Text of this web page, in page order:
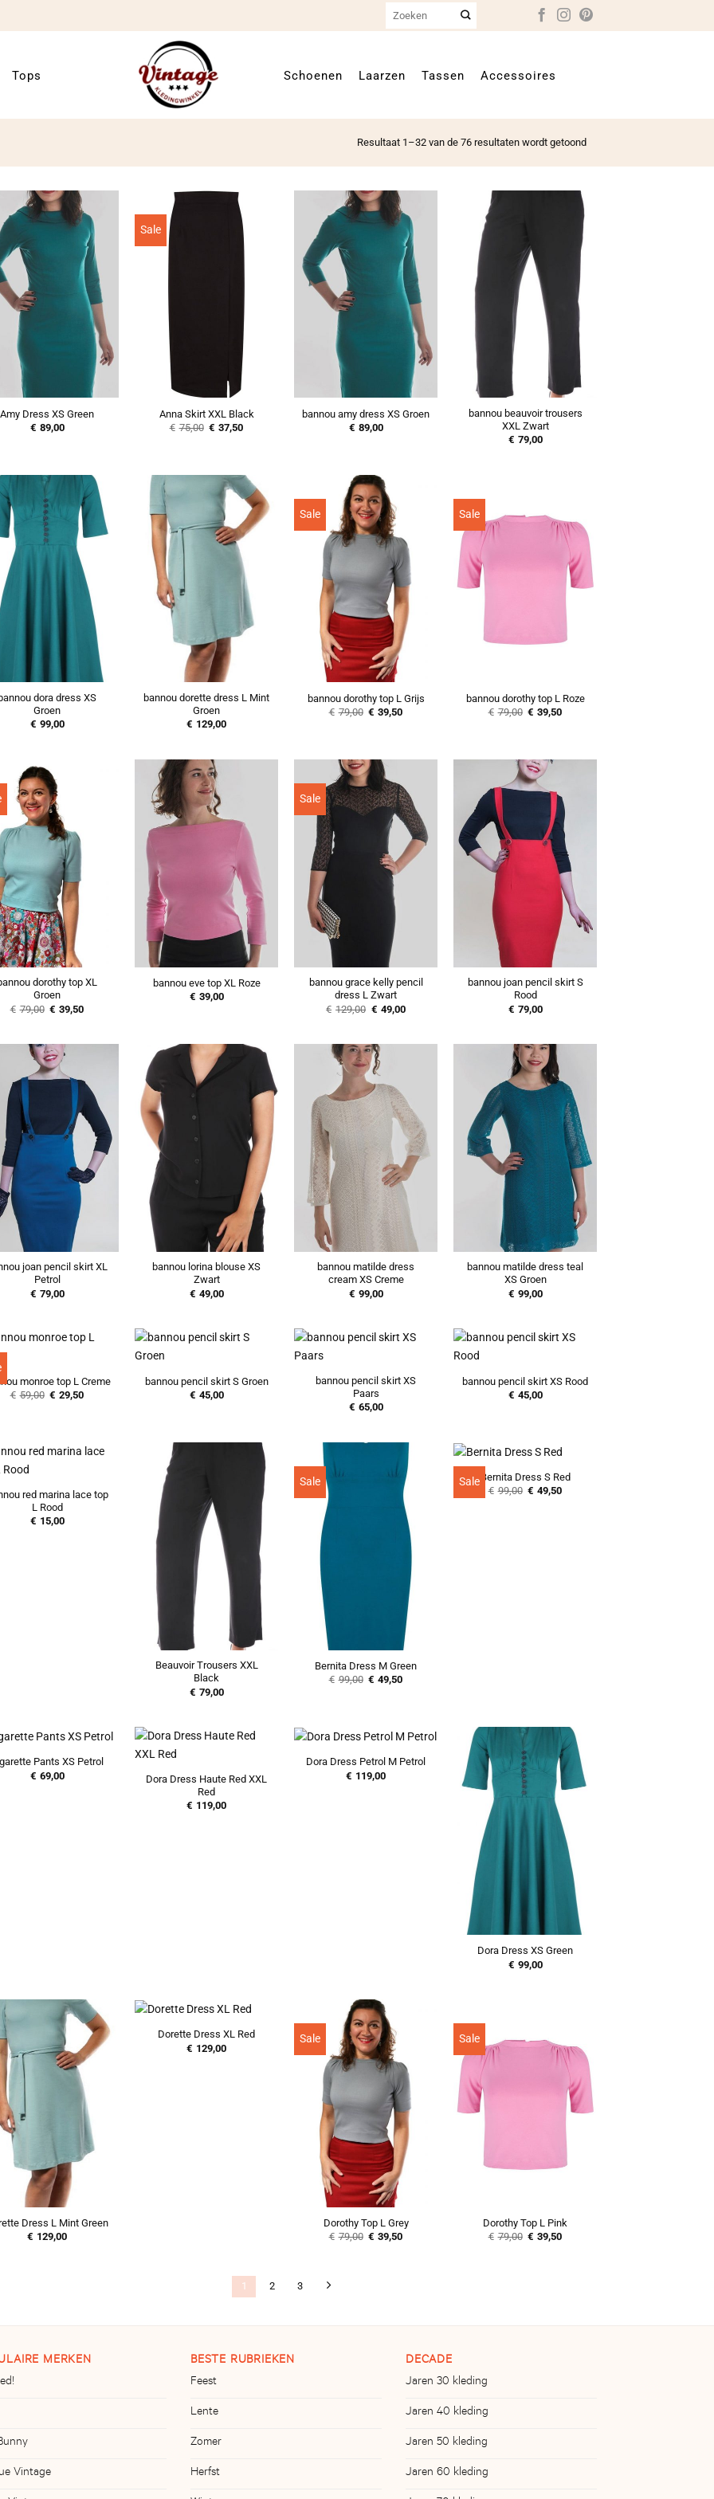
naar:
Tops Schoenen Laarzen Tassen Accessoires
Resultaat 1–32 van de 76 resultaten wordt getoond
Amy Dress XS Green
€ 89,00
Sale
Anna Skirt XXL Black
€ 75,00 Oorspronkelijke
€ 37,50Huidige
bannou amy dress XS Groen
€ 89,00
bannou beauvoir trousers
XXL Zwart
€ 79,00
dora dress XS
Groen
€ 99,00
bannou dorette dress L Mint
Groen
€ 129,00
Sale
bannou dorothy top L Grijs
€ 79,00 Oorspronkelijke
€ 39,50Huidige
Sale
bannou dorothy top L Roze
€ 79,00 Oorspronkelijke
€ 39,50Huidige
dorothy top XL
Groen
€ 79,00 Oorspronkelijke
€ 39,50Huidige
bannou eve top XL Roze
€ 39,00
Sale
bannou grace kelly pencil
dress L Zwart
€ 129,00 Oorspronkelijke
€ 49,00Huidige
bannou joan pencil skirt S
Rood
€ 79,00
joan pencil skirt XL
Petrol
€ 79,00
bannou lorina blouse XS
Zwart
€ 49,00
bannou matilde dress
cream XS Creme
€ 99,00
bannou matilde dress teal
XS Groen
€ 99,00
monroe top L Creme
€ 59,00 Oorspronkelijke
€ 29,50Huidige
bannou pencil skirt S Groen
€ 45,00
bannou pencil skirt XS
Paars
€ 65,00
bannou pencil skirt XS Rood
€ 45,00
red marina lace top
L Rood
€ 15,00
Beauvoir Trousers XXL
Black
€ 79,00
Sale
Bernita Dress M Green
€ 99,00 Oorspronkelijke
€ 49,50Huidige
Sale Bernita Dress S Red
€ 99,00 Oorspronkelijke
€ 49,50Huidige
Pants XS Petrol
€ 69,00
Dora Dress Haute Red XXL
Red
€ 119,00
Dora Dress Petrol M Petrol
€ 119,00
Dora Dress XS Green
€ 99,00
Dress L Mint Green
€ 129,00
Dorette Dress XL Red
€ 129,00
Sale
Dorothy Top L Grey
€ 79,00 Oorspronkelijke
€ 39,50Huidige
Sale
Dorothy Top L Pink
€ 79,00 Oorspronkelijke
€ 39,50Huidige
1
2 3
MERKEN
Vintage
BESTE RUBRIEKEN
Feest
Lente
Zomer
Herfst
DECADE
Jaren 30 kleding
Jaren 40 kleding
Jaren 50 kleding
Jaren 60 kleding